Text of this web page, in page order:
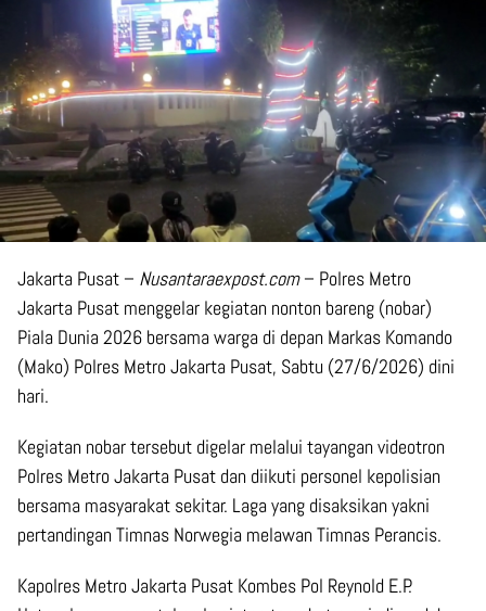
Jakarta Pusat – Nusantaraexpost.com– Polres Metro
Jakarta Pusat menggelar kegiatan nonton bareng (nobar)
Piala Dunia 2026 bersama warga di depan Markas Komando
(Mako) Polres Metro Jakarta Pusat, Sabtu (27/6/2026) dini
hari.
Kegiatan nobar tersebut digelar melalui tayangan videotron
Polres Metro Jakarta Pusat dan diikuti personel kepolisian
bersama masyarakat sekitar. Laga yang disaksikan yakni
pertandingan Timnas Norwegia melawan Timnas Perancis.
Kapolres Metro Jakarta Pusat Kombes Pol Reynold E.P.